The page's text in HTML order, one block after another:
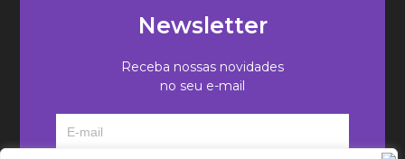
Newsletter
Receba nossas novidades
no seu e-mail